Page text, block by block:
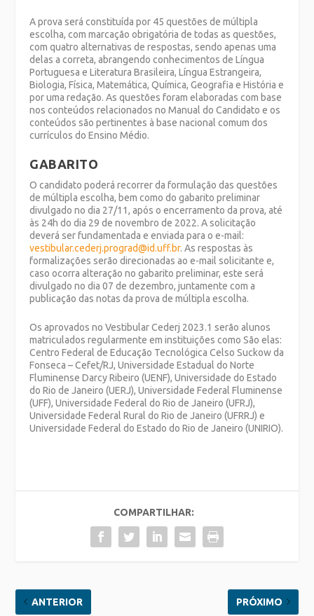
A prova será constituída por 45 questões de múltipla
escolha, com marcação obrigatória de todas as questões,
com quatro alternativas de respostas, sendo apenas uma
delas a correta, abrangendo conhecimentos de Língua
Portuguesa e Literatura Brasileira, Língua Estrangeira,
Biologia, Física, Matemática, Química, Geografia e História e
por uma redação. As questões foram elaboradas com base
nos conteúdos relacionados no Manual do Candidato e os
conteúdos são pertinentes à base nacional comum dos
currículos do Ensino Médio.
GABARITO
O candidato poderá recorrer da formulação das questões
de múltipla escolha, bem como do gabarito preliminar
divulgado no dia 27/11, após o encerramento da prova, até
às 24h do dia 29 de novembro de 2022. A solicitação
deverá ser fundamentada e enviada para o e-mail:
vestibular.cederj.prograd@id.uff.br. As respostas às
formalizações serão direcionadas ao e-mail solicitante e,
caso ocorra alteração no gabarito preliminar, este será
divulgado no dia 07 de dezembro, juntamente com a
publicação das notas da prova de múltipla escolha.
Os aprovados no Vestibular Cederj 2023.1 serão alunos
matriculados regularmente em instituições como São elas:
Centro Federal de Educação Tecnológica Celso Suckow da
Fonseca – Cefet/RJ, Universidade Estadual do Norte
Fluminense Darcy Ribeiro (UENF), Universidade do Estado
do Rio de Janeiro (UERJ), Universidade Federal Fluminense
(UFF), Universidade Federal do Rio de Janeiro (UFRJ),
Universidade Federal Rural do Rio de Janeiro (UFRRJ) e
Universidade Federal do Estado do Rio de Janeiro (UNIRIO).
COMPARTILHAR:
ANTERIOR PRÓXIMO